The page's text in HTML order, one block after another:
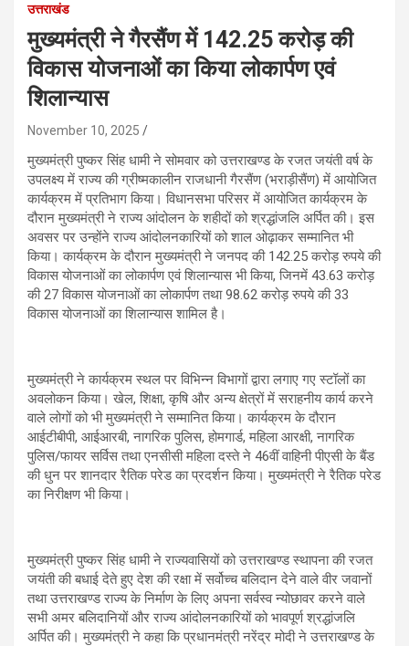
उत्तराखंड
मुख्यमंत्री ने गैरसैंण में 142.25 करोड़ की
विकास योजनाओं का किया लोकार्पण एवं
शिलान्यास
November 10, 2025
मुख्यमंत्री पुष्कर सिंह धामी ने सोमवार को उत्तराखण्ड के रजत जयंती वर्ष के
उपलक्ष्य में राज्य की ग्रीष्मकालीन राजधानी गैरसैंण (भराड़ीसैंण) में आयोजित
कार्यक्रम में प्रतिभाग किया। विधानसभा परिसर में आयोजित कार्यक्रम के
दौरान मुख्यमंत्री ने राज्य आंदोलन के शहीदों को श्रद्धांजलि अर्पित की। इस
अवसर पर उन्होंने राज्य आंदोलनकारियों को शाल ओढ़ाकर सम्मानित भी
किया। कार्यक्रम के दौरान मुख्यमंत्री ने जनपद की 142.25 करोड़ रुपये की
विकास योजनाओं का लोकार्पण एवं शिलान्यास भी किया, जिनमें 43.63 करोड़
की 27 विकास योजनाओं का लोकार्पण तथा 98.62 करोड़ रुपये की 33
विकास योजनाओं का शिलान्यास शामिल है।
मुख्यमंत्री ने कार्यक्रम स्थल पर विभिन्न विभागों द्वारा लगाए गए स्टॉलों का
अवलोकन किया। खेल, शिक्षा, कृषि और अन्य क्षेत्रों में सराहनीय कार्य करने
वाले लोगों को भी मुख्यमंत्री ने सम्मानित किया। कार्यक्रम के दौरान
आईटीबीपी, आईआरबी, नागरिक पुलिस, होमगार्ड, महिला आरक्षी, नागरिक
पुलिस/फायर सर्विस तथा एनसीसी महिला दस्ते ने 46वीं वाहिनी पीएसी के बैंड
की धुन पर शानदार रैतिक परेड का प्रदर्शन किया। मुख्यमंत्री ने रैतिक परेड
का निरीक्षण भी किया।
मुख्यमंत्री पुष्कर सिंह धामी ने राज्यवासियों को उत्तराखण्ड स्थापना की रजत
जयंती की बधाई देते हुए देश की रक्षा में सर्वोच्च बलिदान देने वाले वीर जवानों
तथा उत्तराखण्ड राज्य के निर्माण के लिए अपना सर्वस्व न्योछावर करने वाले
सभी अमर बलिदानियों और राज्य आंदोलनकारियों को भावपूर्ण श्रद्धांजलि
अर्पित की। मुख्यमंत्री ने कहा कि प्रधानमंत्री नरेंद्र मोदी ने उत्तराखण्ड के